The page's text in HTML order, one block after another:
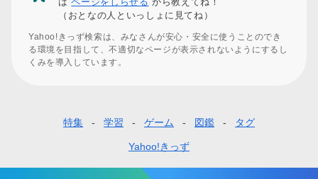
（おとなの人といっしょに見てね）
Yahoo!きっず検索は、みなさんが安心・安全に使うことのでき
る環境を目指して、不適切なページが表示されないようにするし
くみを導入しています。
タ
特集 学習 ゲーム 図鑑 タグ
Yahoo!きっず